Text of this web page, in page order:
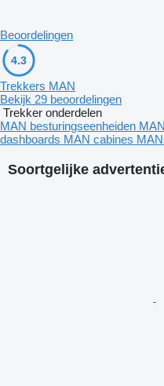
Soortgelijke
Beoordelingen
4.3
Trekkers MAN
Bekijk 29 beoordelingen
Trekker onderdelen
MAN besturingseenheiden
dashboards MAN cabines